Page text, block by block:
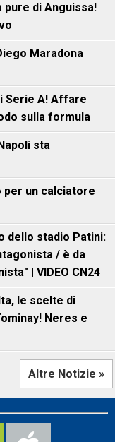
pure di Anguissa!
Maradona
Serie A! Affare
sulla formula
sta
per un calciatore
dello stadio Patini:
/ è da
| VIDEO CN24
le scelte di
Neres e
Altre Notizie »